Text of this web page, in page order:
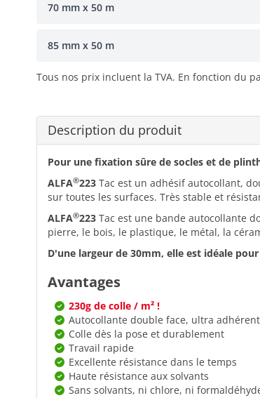
70 mm x 50 m
85 mm x 50 m
Tous nos prix incluent la TVA. En fonction du
Description du produit
Pour une fixation sûre de socles et de
ALFA®223 Tac est un adhésif autocollant,
sur toutes les surfaces. Très stable et
ALFA®223 Tac est une bande autocollante
pierre, le bois, le plastique, le métal, la
D'une largeur de 30mm, elle est idéale
Avantages
230g de colle / m² !
Autocollante double face, ultra
Colle dès la pose et durablement
Travail rapide
Excellente résistance dans le temps
Haute résistance aux solvants
Sans solvants, ni chlore, ni